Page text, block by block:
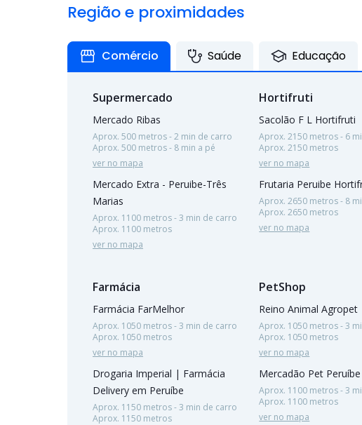
Região e proximidades
Comércio Saúde Educação
Supermercado
Mercado Ribas
Aprox. 500 metros - 2 min de carro
Aprox. 500 metros - 8 min a pé
ver no mapa
Mercado Extra - Peruibe-Três
Marias
Aprox. 1100 metros - 3 min de carro
Aprox. 1100 metros
ver no mapa
Hortifruti
Sacolão F L Hortifruti
Aprox. 2150 metros - 6
Aprox. 2150 metros
ver no mapa
Frutaria Peruibe
Aprox. 2650 metros - 8
Aprox. 2650 metros
ver no mapa
Farmácia
Farmácia FarMelhor
Aprox. 1050 metros - 3 min de carro
Aprox. 1050 metros
ver no mapa
Drogaria Imperial | Farmácia
Delivery em Peruíbe
Aprox. 1150 metros - 3 min de carro
Aprox. 1150 metros
PetShop
Reino Animal Agropet
Aprox. 1050 metros - 3
Aprox. 1050 metros
ver no mapa
Mercadão Pet Peruíbe
Aprox. 1100 metros - 3
Aprox. 1100 metros
ver no mapa